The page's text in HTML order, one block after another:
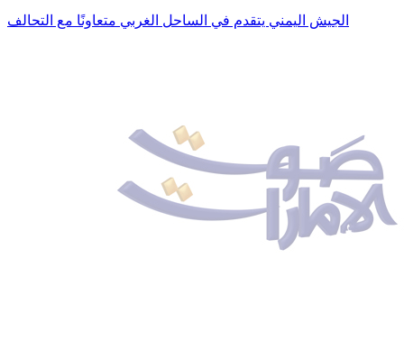
الجيش اليمني يتقدم في الساحل الغربي متعاونًا مع التحالف